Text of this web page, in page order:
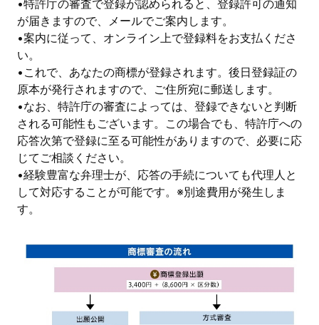
•特許庁の審査で登録が認められると、登録許可の通知
が届きますので、メールでご案内します。
•案内に従って、オンライン上で登録料をお支払くださ
い。
•これで、あなたの商標が登録されます。後日登録証の
原本が発行されますので、ご住所宛に郵送します。
•なお、特許庁の審査によっては、登録できないと判断
される可能性もございます。この場合でも、特許庁への
応答次第で登録に至る可能性がありますので、必要に応
じてご相談ください。
•経験豊富な弁理士が、応答の手続についても代理人と
して対応することが可能です。※別途費用が発生しま
す。